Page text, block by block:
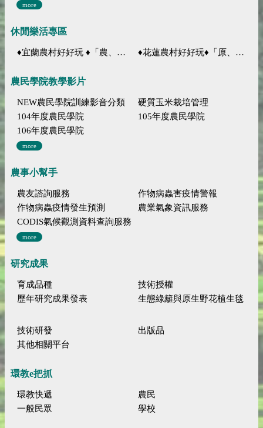
more
休閒樂活專區
♦宜蘭農村好好玩 ♦「農、藝、山、水」四條遊程推薦 ♦花蓮農村好好玩♦「原、生、慢、活」四條遊程推薦
農民學院教學影片
NEW農民學院訓練影音分類
硬質玉米栽培管理
104年度農民學院
105年度農民學院
106年度農民學院
more
農事小幫手
農友諮詢服務
作物病蟲害疫情警報
作物病蟲疫情發生預測
農業氣象資訊服務
CODIS氣候觀測資料查詢服務
more
研究成果
育成品種
技術授權
歷年研究成果發表
生態綠籬與原生野花植生毯
技術研發
出版品
其他相關平台
環教e把抓
環教快遞
農民
一般民眾
學校